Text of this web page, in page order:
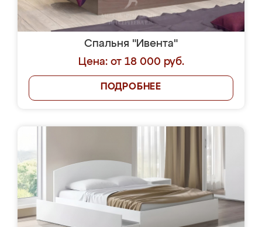
Спальня "Ивента"
Цена: от 18 000 руб.
ПОДРОБНЕЕ